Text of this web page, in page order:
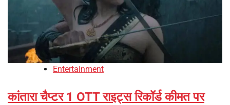
Entertainment
कांतारा चैप्टर 1 OTT राइट्स रिकॉर्ड कीमत पर